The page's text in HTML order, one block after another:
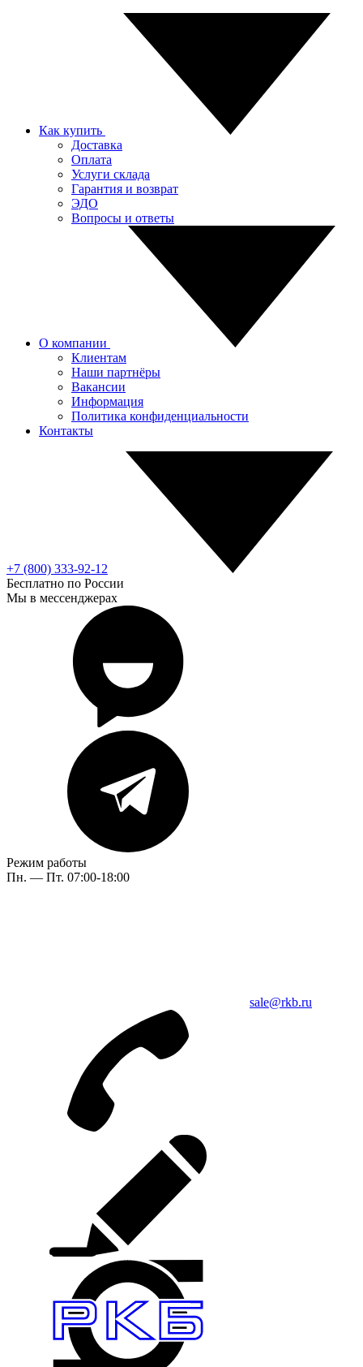
Как купить
Доставка
Оплата
Услуги склада
Гарантия и возврат
ЭДО
Вопросы и ответы
О компании
Клиентам
Наши партнёры
Вакансии
Информация
Политика конфиденциальности
Контакты
+7 (800) 333-92-12
Бесплатно по России
Мы в мессенджерах
Режим работы
Пн. — Пт. 07:00-18:00
sale@rkb.ru